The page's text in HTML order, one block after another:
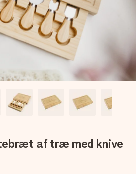
der går lige i hendes hjerte.
en masse kærlighed i
af træ med knive